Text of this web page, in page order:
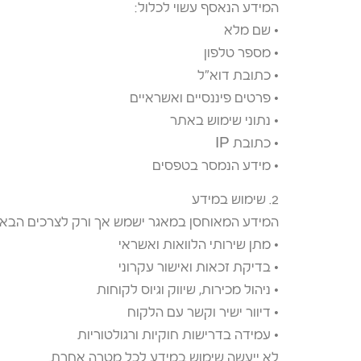
המידע הנאסף עשוי לכלול:
• שם מלא
• מספר טלפון
• כתובת דוא״ל
• פרטים פיננסיים ואשראיים
• נתוני שימוש באתר
• כתובת IP
• מידע הנמסר בטפסים
2. שימוש במידע
המידע המאוחסן במאגר ישמש אך ורק לצרכים
• מתן שירותי הלוואות ואשראי
• בדיקת זכאות ואישור עקרוני
• ניהול מכירות, שיווק וגיוס לקוחות
• דיוור ישיר וקשר עם הלקוח
• עמידה בדרישות חוקיות ורגולטוריות